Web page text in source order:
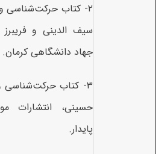
۲- کتاب حرکت‌شناسی
سیف الدینی و
جهاد دانشگاهی کرمان.
۳- کتاب حرکت‌شناسی
حسینی، انتشارات
پایدار.